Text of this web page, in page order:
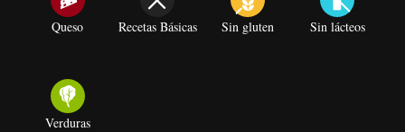
Queso Recetas Básicas Sin gluten Sin lácteos
Verduras